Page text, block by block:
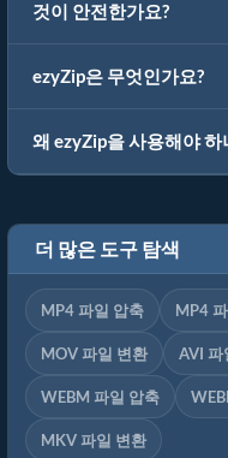
것이 안전한가요?
ezyZip은 무엇인가요?
왜 ezyZip을 사용해야 하
더 많은 도구 탐색
MP4 파일 압축 MP4
MOV 파일 변환 AVI 파
WEBM 파일 압축
MKV 파일 변환